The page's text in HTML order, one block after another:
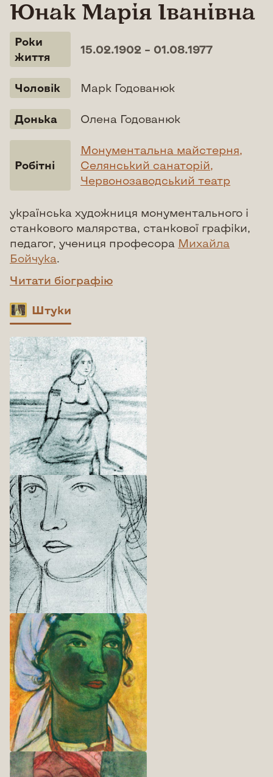
Юнак Марія Іванівна
Роки
життя
15.02.1902 – 01.08.1977
Чоловік Марк Годованюк
Донька Олена Годованюк
Робітні
Монументальна майстерня,
Селянський санаторій,
Червонозаводський театр
українська художниця монументального і
станкового малярства, станкової графіки,
педагог, учениця професора Михайла
Бойчука.
Читати біографію
Штуки